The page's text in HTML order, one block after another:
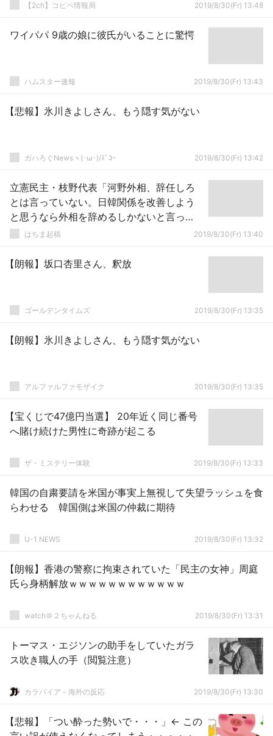
【2ch】コピペ情報局 2019/8/30(Fr) 13:48
ワイパパ 9歳の娘に彼氏がいることに驚愕
ハムスター速報 2019/8/30(Fr) 13:43
【悲報】氷川きよしさん、もう隠す気がない
ガハろぐNewsヽ(･ω･)/ｽﾞｺｰ 2019/8/30(Fr) 13:42
立憲民主・枝野代表「河野外相、辞任しろ
とは言っていない。日韓関係を改善しよう
と思うなら外相を辞めるしかないと言っ
た」はちま起稿 2019/8/30(Fr) 13:40
【朗報】坂口杏里さん、釈放
ゴールデンタイムズ 2019/8/30(Fr) 13:35
【朗報】氷川きよしさん、もう隠す気がない
アルファルファモザイク 2019/8/30(Fr) 13:35
【宝くじで47億円当選】 20年近く同じ番号
へ賭け続けた男性に奇跡が起こる
ザ・ミステリー体験 2019/8/30(Fr) 13:33
韓国の自粛要請を米国が事実上無視して失望ラッシュを食
らわせる 韓国側は米国の仲裁に期待
U-1 NEWS 2019/8/30(Fr) 13:32
【朗報】香港の警察に拘束されていた「民主の女神」周庭
氏ら身柄解放ｗｗｗｗｗｗｗｗｗｗｗｗ
watch＠２ちゃんねる 2019/8/30(Fr) 13:31
トーマス・エジソンの助手をしていたガラ
ス吹き職人の手（閲覧注意）
カラパイア - 海外の反応 2019/8/30(Fr) 13:30
【悲報】「つい酔った勢いで・・・」← この